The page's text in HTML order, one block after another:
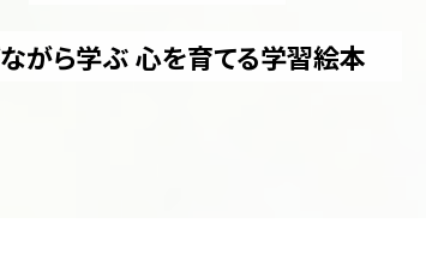
がら学ぶ 心を育てる学習絵本